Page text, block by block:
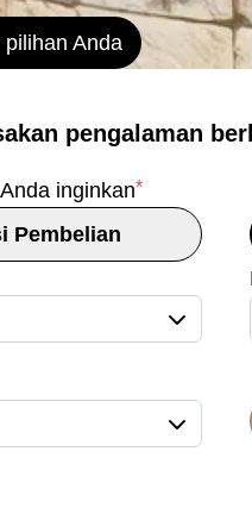
Anda
pengalaman
inginkan*
Pembelian